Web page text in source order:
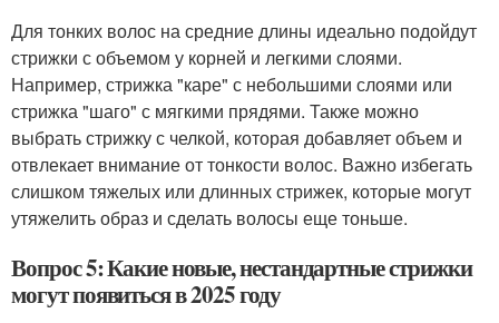
Для тонких волос на средние длины идеально подойдут
стрижки с объемом у корней и легкими слоями.
Например, стрижка "каре" с небольшими слоями или
стрижка "шаго" с мягкими прядями. Также можно
выбрать стрижку с челкой, которая добавляет объем и
отвлекает внимание от тонкости волос. Важно избегать
слишком тяжелых или длинных стрижек, которые могут
утяжелить образ и сделать волосы еще тоньше.
Вопрос 5: Какие новые, нестандартные стрижки
могут появиться в 2025 году